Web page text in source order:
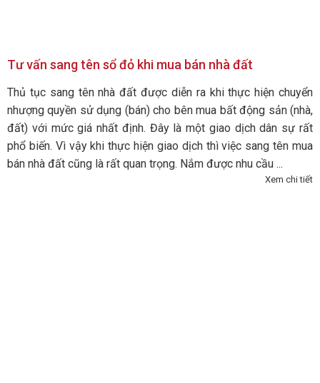
Tư vấn sang tên sổ đỏ khi mua bán nhà đất
Thủ tục sang tên nhà đất được diễn ra khi thực hiện chuyển
nhượng quyền sử dụng (bán) cho bên mua bất động sản (nhà,
đất) với mức giá nhất định. Đây là một giao dịch dân sự rất
phổ biến. Vì vậy khi thực hiện giao dịch thì việc sang tên mua
bán nhà đất cũng là rất quan trọng. Nắm được nhu cầu ...
Xem chi tiết